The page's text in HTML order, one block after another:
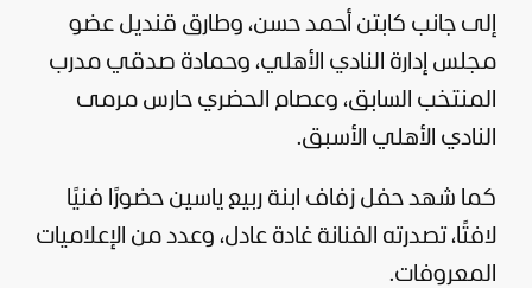
إلى جانب كابتن أحمد حسن، وطارق قنديل عضو
مجلس إدارة النادي الأهلي، وحمادة صدقي مدرب
المنتخب السابق، وعصام الحضري حارس مرمى
النادي الأهلي الأسبق.
كما شهد حفل زفاف ابنة ربيع ياسين حضورًا فنيًا
لافتًا، تصدرته الفنانة غادة عادل، وعدد من الإعلاميات
المعروفات.